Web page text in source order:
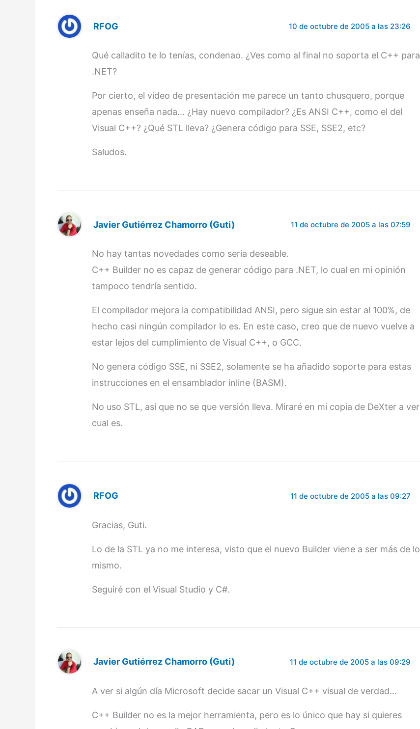
RFOG 10 de octubre de 2005 a las 23:26
Qué calladito te lo tenías, condenao. ¿Ves como al final no soporta el C++ para
.NET?
Por cierto, el vídeo de presentación me parece un tanto chusquero, porque
apenas enseña nada… ¿Hay nuevo compilador? ¿Es ANSI C++, como el del
Visual C++? ¿Qué STL lleva? ¿Genera código para SSE, SSE2, etc?
Saludos.
Javier Gutiérrez Chamorro (Guti) 11 de octubre de 2005 a las 07:59
No hay tantas novedades como sería deseable.
C++ Builder no es capaz de generar código para .NET, lo cual en mi opinión
tampoco tendría sentido.
El compilador mejora la compatibilidad ANSI, pero sigue sin estar al 100%, de
hecho casi ningún compilador lo es. En este caso, creo que de nuevo vuelve a
estar lejos del cumplimiento de Visual C++, o GCC.
No genera código SSE, ni SSE2, solamente se ha añadido soporte para estas
instrucciones en el ensamblador inline (BASM).
No uso STL, así que no se que versión lleva. Miraré en mi copia de DeXter a ver
cual es.
RFOG 11 de octubre de 2005 a las 09:27
Gracias, Guti.
Lo de la STL ya no me interesa, visto que el nuevo Builder viene a ser más de lo
mismo.
Seguiré con el Visual Studio y C#.
Javier Gutiérrez Chamorro (Guti) 11 de octubre de 2005 a las 09:29
A ver si algún día Microsoft decide sacar un Visual C++ visual de verdad…
C++ Builder no es la mejor herramienta, pero es lo único que hay si quieres